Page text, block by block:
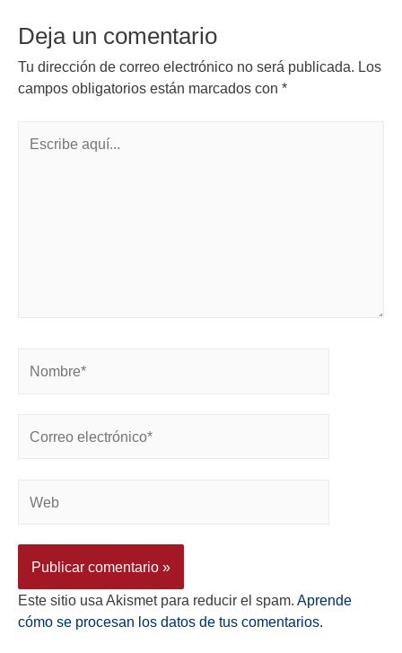
Deja un comentario
Tu dirección de correo electrónico no será publicada. Los
campos obligatorios están marcados con *
Este sitio usa Akismet para reducir el spam. Aprende
cómo se procesan los datos de tus comentarios.